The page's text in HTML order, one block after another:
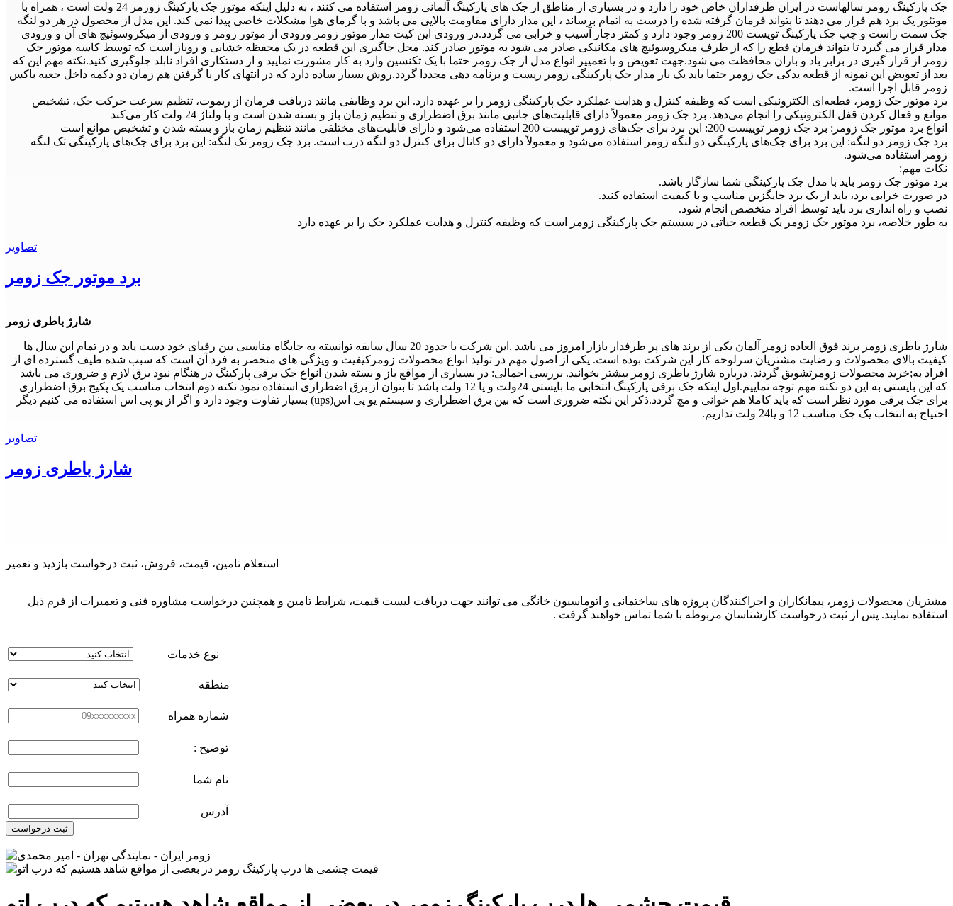
جک پارکینگ زومر سالهاست در ایران طرفداران خاص خود را دارد و در بسیاری از مناطق از جک های پارکینگ آلمانی زومر استفاده می کنند ، به دلیل اینکه موتور جک پارکینگ زورمر 24 ولت است ، همراه با
موتئور یک برد هم قرار می دهند تا بتواند فرمان گرفته شده را درست به اتمام برساند ، این مدار دارای مقاومت بالایی می باشد و با گرمای هوا مشکلات خاصی پیدا نمی کند. این مدل از محصول در هر دو لنگه
جک سمت راست و چپ جک پارکینگ تویست 200 زومر وجود دارد و کمتر دچار آسیب و خرابی می گردد.در ورودی این کیت مدار موتور زومر ورودی از موتور زومر و ورودی از میکروسوئیچ های آن و ورودی
مدار قرار می گیرد تا بتواند فرمان قطع را که از طرف میکروسوئیچ های مکانیکی صادر می شود به موتور صادر کند. محل جاگیری این قطعه در یک محفظه خشابی و روباز است که توسط کاسه موتور جک
زومر از قرار گیری در برابر باد و باران محافظت می شود.جهت تعویض و یا تعمییر انواع مدل از جک زومر حتما با یک تکنسین وارد به کار مشورت نمایید و از دستکاری افراد نابلد جلوگیری کنید.نکته مهم این که
بعد از تعویض این نمونه از قطعه یدکی جک زومر حتما باید یک بار مدار جک پارکینگی زومر ریست و برنامه دهی مجددا گردد.روش بسیار ساده دارد که در انتهای کار با گرفتن هم زمان دو دکمه داخل جعبه باکس
زومر قابل اجرا است.
برد موتور جک زومر، قطعه‌ای الکترونیکی است که وظیفه کنترل و هدایت عملکرد جک پارکینگی زومر را بر عهده دارد. این برد وظایفی مانند دریافت فرمان از ریموت، تنظیم سرعت حرکت جک، تشخیص
موانع و فعال کردن قفل الکترونیکی را انجام می‌دهد. برد جک زومر معمولاً دارای قابلیت‌های جانبی مانند برق اضطراری و تنظیم زمان باز و بسته شدن است و با ولتاژ 24 ولت کار می‌کند
انواع برد موتور جک زومر: برد جک زومر توییست 200: این برد برای جک‌های زومر توییست 200 استفاده می‌شود و دارای قابلیت‌های مختلفی مانند تنظیم زمان باز و بسته شدن و تشخیص موانع است
برد جک زومر دو لنگه: این برد برای جک‌های پارکینگی دو لنگه زومر استفاده می‌شود و معمولاً دارای دو کانال برای کنترل دو لنگه درب است. برد جک زومر تک لنگه: این برد برای جک‌های پارکینگی تک لنگه
زومر استفاده می‌شود.
نکات مهم:
برد موتور جک زومر باید با مدل جک پارکینگی شما سازگار باشد.
در صورت خرابی برد، باید از یک برد جایگزین مناسب و با کیفیت استفاده کنید.
نصب و راه اندازی برد باید توسط افراد متخصص انجام شود.
به طور خلاصه، برد موتور جک زومر یک قطعه حیاتی در سیستم جک پارکینگی زومر است که وظیفه کنترل و هدایت عملکرد جک را بر عهده دارد
تصاویر
برد موتور جک زومر
شارژ باطری زومر
شارژ باطری زومر برند فوق العاده زومر آلمان یکی از برند های پر طرفدار بازار امروز می باشد .این شرکت با حدود 20 سال سابقه توانسته به جایگاه مناسبی بین رقبای خود دست یابد و در تمام این سال ها
کیفیت بالای محصولات و رضایت مشتریان سرلوحه کار این شرکت بوده است. یکی از اصول مهم در تولید انواع محصولات زومرکیفیت و ویژگی های منحصر به فرد آن است که سبب شده طیف گسترده ای از
افراد به;خرید محصولات زومرتشویق گردند. درباره شارژ باطری زومر بیشتر بخوانید. بررسی اجمالی: در بسیاری از مواقع باز و بسته شدن انواع جک برقی پارکینگ در هنگام نبود برق لازم و ضروری می باشد
که این بایستی به این دو نکته مهم توجه نماییم.اول اینکه جک برقی پارکینگ انتخابی ما بایستی 24ولت و یا 12 ولت باشد تا بتوان از برق اضطراری استفاده نمود نکته دوم انتخاب مناسب یک پکیج برق اضطراری
برای جک برقی مورد نظر است که باید کاملا هم خوانی و مچ گردد.ذکر این نکته ضروری است که بین برق اضطراری و سیستم یو پی اس(ups) بسیار تفاوت وجود دارد و اگر از یو پی اس استفاده می کنیم دیگر
احتیاج به انتخاب یک جک مناسب 12 و یا24 ولت نداریم.
تصاویر
شارژ باطری زومر
استعلام تامین، قیمت، فروش، ثبت درخواست بازدید و تعمیر
مشتریان محصولات زومر، پیمانکاران و اجراکنندگان پروژه های ساختمانی و اتوماسیون خانگی می توانند جهت دریافت لیست قیمت، شرایط تامین و همچنین درخواست مشاوره فنی و تعمیرات از فرم ذیل
استفاده نمایند. پس از ثبت درخواست کارشناسان مربوطه با شما تماس خواهند گرفت .
نوع خدمات
منطقه
شماره همراه
توضیح :
نام شما
آدرس
ثبت درخواست